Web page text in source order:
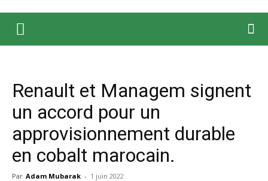
Renault et Managem signent
un accord pour un
approvisionnement durable
en cobalt marocain.
Par Adam Mubarak - 1 juin 2022